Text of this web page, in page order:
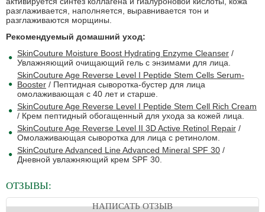
разглаживается, наполняется, выравнивается тон и
разглаживаются морщины.
Рекомендуемый домашний уход:
SkinCouture Moisture Boost Hydrating Enzyme Cleanser /
Увлажняющий очищающий гель с энзимами для лица.
SkinCouture Age Reverse Level I Peptide Stem Cells Serum-
Booster / Пептидная сыворотка-бустер для лица
омолаживающая c 40 лет и старше.
SkinCouture Age Reverse Level I Peptide Stem Cell Rich Cream
/ Крем пептидный обогащенный для ухода за кожей лица.
SkinCouture Age Reverse Level II 3D Active Retinol Repair /
Омолаживающая сыворотка для лица с ретинолом.
SkinCouture Advanced Line Advanced Mineral SPF 30 /
Дневной увлажняющий крем SPF 30.
ОТЗЫВЫ:
НАПИСАТЬ ОТЗЫВ